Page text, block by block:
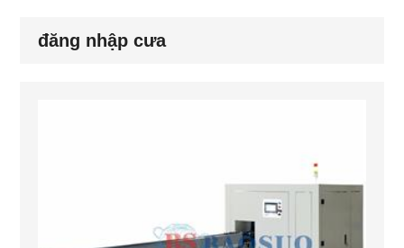
đăng nhập cưa